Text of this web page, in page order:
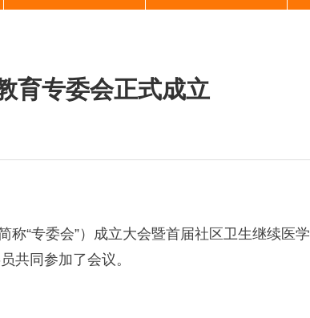
育专委会正式成立
“专委会”）成立大会暨首届社区卫生继续医学
共同参加了会议。